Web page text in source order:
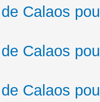
Calaos
Calaos
Calaos